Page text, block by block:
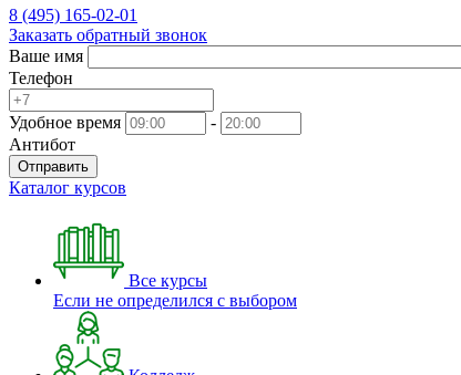
8 (495) 165-02-01
Заказать обратный звонок
Ваше имя
Телефон
Удобное время
-
Антибот
Отправить
Каталог курсов
Все курсы
Если не определился с выбором